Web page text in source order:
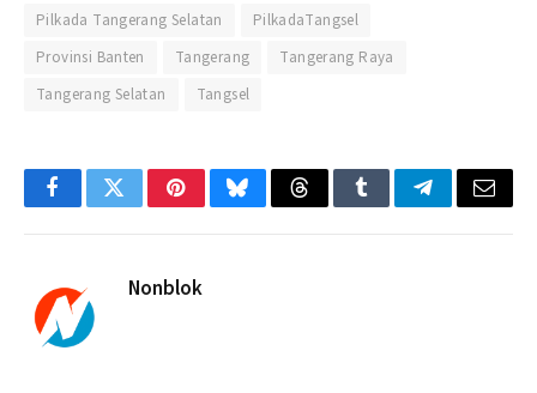
Pilkada Tangerang Selatan
PilkadaTangsel
Provinsi Banten
Tangerang
Tangerang Raya
Tangerang Selatan
Tangsel
FacebookTwitterPinterestBlueskyThreadsTumblrTelegramEmail
Nonblok